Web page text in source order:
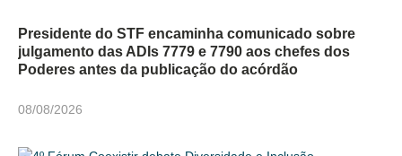
Presidente do STF encaminha comunicado sobre
julgamento das ADIs 7779 e 7790 aos chefes dos
Poderes antes da publicação do acórdão
08/08/2026